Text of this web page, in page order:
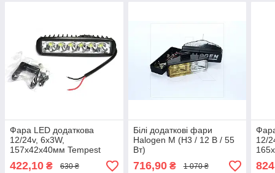
Фара LED додаткова
12/24v, 6х3W,
157х42х40мм Tempest
422,10 ₴ 630 ₴
Білі додаткові фари
Halogen М (H3 / 12 В / 55
Вт)
716,90₴ 1 070 ₴
12/